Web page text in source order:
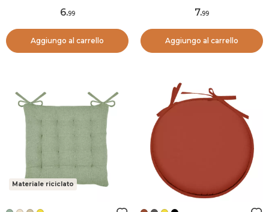
6.99
Aggiungo al carrello
7.99
Aggiungo al carrello
Materiale riciclato